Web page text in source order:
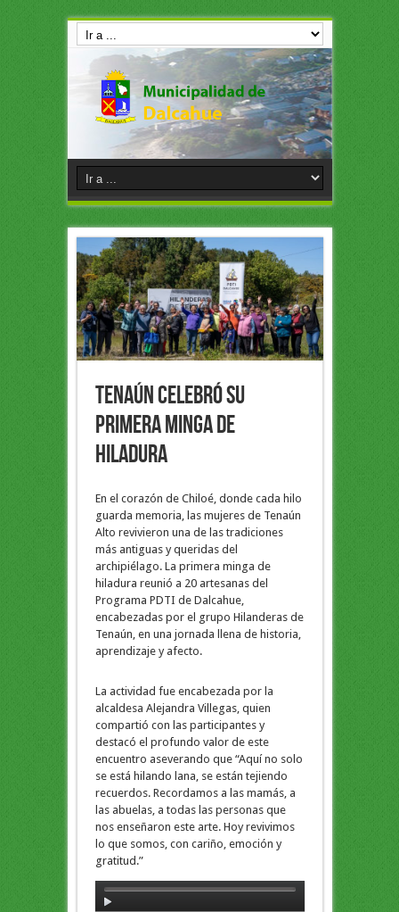
Tenaún celebró su
primera minga de
hiladura
En el corazón de Chiloé, donde cada hilo
guarda memoria, las mujeres de Tenaún
Alto revivieron una de las tradiciones
más antiguas y queridas del
archipiélago. La primera minga de
hiladura reunió a 20 artesanas del
Programa PDTI de Dalcahue,
encabezadas por el grupo Hilanderas de
Tenaún, en una jornada llena de historia,
aprendizaje y afecto.
La actividad fue encabezada por la
alcaldesa Alejandra Villegas, quien
compartió con las participantes y
destacó el profundo valor de este
encuentro aseverando que “Aquí no solo
se está hilando lana, se están tejiendo
recuerdos. Recordamos a las mamás, a
las abuelas, a todas las personas que
nos enseñaron este arte. Hoy revivimos
lo que somos, con cariño, emoción y
gratitud.”